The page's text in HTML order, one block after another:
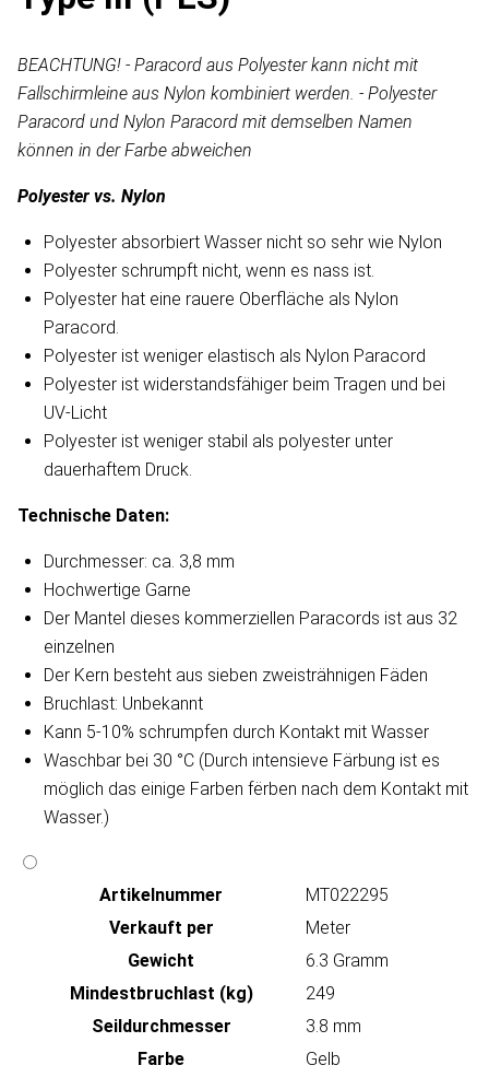
BEACHTUNG! - Paracord aus Polyester kann nicht mit
Fallschirmleine aus Nylon kombiniert werden. - Polyester
Paracord und Nylon Paracord mit demselben Namen
können in der Farbe abweichen
Polyester vs. Nylon
Polyester absorbiert Wasser nicht so sehr wie Nylon
Polyester schrumpft nicht, wenn es nass ist.
Polyester hat eine rauere Oberfläche als Nylon
Paracord.
Polyester ist weniger elastisch als Nylon Paracord
Polyester ist widerstandsfähiger beim Tragen und bei
UV-Licht
Polyester ist weniger stabil als polyester unter
dauerhaftem Druck.
Technische Daten:
Durchmesser: ca. 3,8 mm
Hochwertige Garne
Der Mantel dieses kommerziellen Paracords ist aus 32
einzelnen
Der Kern besteht aus sieben zweisträhnigen Fäden
Bruchlast: Unbekannt
Kann 5-10% schrumpfen durch Kontakt mit Wasser
Waschbar bei 30 °C (Durch intensieve Färbung ist es
möglich das einige Farben fërben nach dem Kontakt mit
Wasser.)
Artikeln‌ummer
MT022295
Verkauft per
Meter
Gewicht
6.3 Gramm
Mindestbruchlast (kg)
249
Seildurchmesser
3.8 mm
Farbe
Gelb